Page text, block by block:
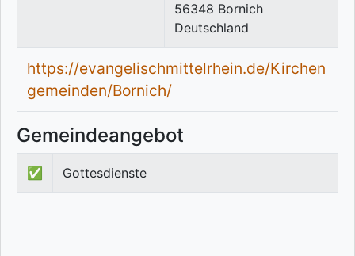
56348 Bornich
Deutschland
https://evangelischmittelrhein.de/Kirchen
gemeinden/Bornich/
Gemeindeangebot
✅ Gottesdienste